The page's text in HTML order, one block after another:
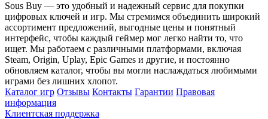
Sous Buy — это удобный и надежный сервис для покупки
цифровых ключей и игр. Мы стремимся объединить широкий
ассортимент предложений, выгодные цены и понятный
интерфейс, чтобы каждый геймер мог легко найти то, что
ищет. Мы работаем с различными платформами, включая
Steam, Origin, Uplay, Epic Games и другие, и постоянно
обновляем каталог, чтобы вы могли наслаждаться любимыми
играми без лишних хлопот.
Каталог игр Отзывы Контакты Гарантии Правовая
информация
Клиентская поддержка